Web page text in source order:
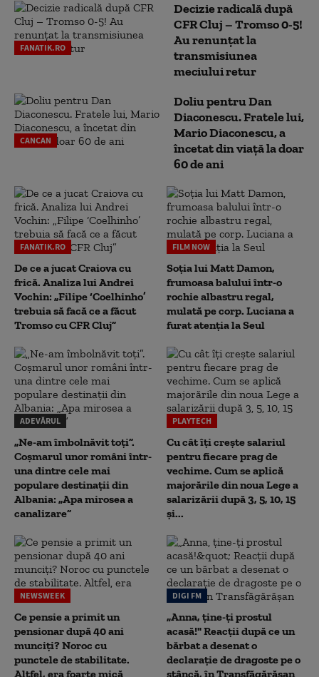
FANATIK.RO
Decizie radicală după
CFR Cluj – Tromso 0-5!
Au renunțat la
transmisiunea
meciului retur
CANCAN
Doliu pentru Dan
Diaconescu. Fratele lui,
Mario Diaconescu, a
încetat din viață la doar
60 de ani
FANATIK.RO
De ce a jucat Craiova cu
frică. Analiza lui Andrei
Vochin: „Filipe ‘Coelhinho’
trebuia să facă ce a făcut
Tromso cu CFR Cluj”
FILM NOW
Soția lui Matt Damon,
frumoasa balului într-o
rochie albastru regal,
mulată pe corp. Luciana a
furat atenția la Seul
ADEVĂRUL
„Ne-am îmbolnăvit toți”.
Coșmarul unor români într-
una dintre cele mai
populare destinații din
Albania: „Apa mirosea a
canalizare”
PLAYTECH
Cu cât îți crește salariul
pentru fiecare prag de
vechime. Cum se aplică
majorările din noua Lege a
salarizării după 3, 5, 10, 15
și...
NEWSWEEK
Ce pensie a primit un
pensionar după 40 ani
munciți? Noroc cu
punctele de stabilitate.
Altfel, era foarte mică
DIGI FM
„Anna, ţine-ţi prostul
acasă!" Reacţii după ce un
bărbat a desenat o
declaraţie de dragoste pe o
stâncă, în Transfăgărăşan